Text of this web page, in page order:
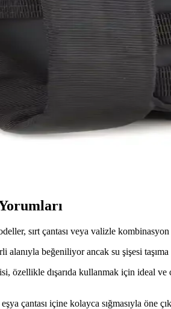
Avantajları ve
kolaylığı açısından farklı
Fonksiyonel Günlük Kullanım
su geçirmez özellik ve çok bölmeli
Sırt Çantası Özellikleriyle
şehir içi kullanımda esneklik
sırt çantası veya valizle
alanıyla beğeniliyor ancak su şişesi
özellikle dışarıda kullanmak için ideal
çantası içine kolayca sığmasıyla öne